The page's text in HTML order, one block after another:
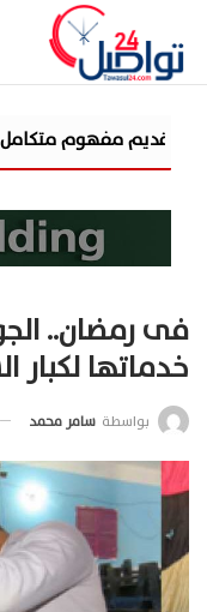
فى رمضان..
خدماتها لكبار
بواسطة سامر محمد